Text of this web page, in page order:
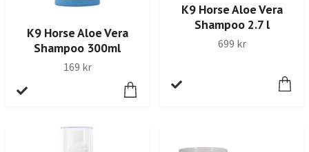
K9 Horse Aloe Vera
Shampoo 300ml
169 kr
K9 Horse Aloe Vera
Shampoo 2.7 l
699 kr